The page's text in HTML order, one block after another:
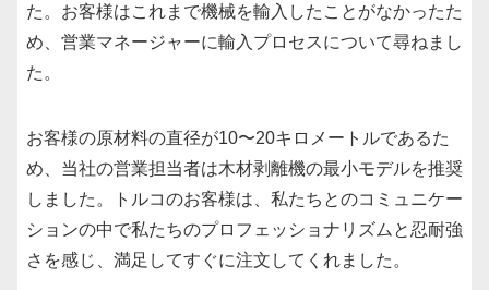
た。お客様はこれまで機械を輸入したことがなかったた
め、営業マネージャーに輸入プロセスについて尋ねまし
た。
お客様の原材料の直径が10〜20キロメートルであるた
め、当社の営業担当者は木材剥離機の最小モデルを推奨
しました。トルコのお客様は、私たちとのコミュニケー
ションの中で私たちのプロフェッショナリズムと忍耐強
さを感じ、満足してすぐに注文してくれました。